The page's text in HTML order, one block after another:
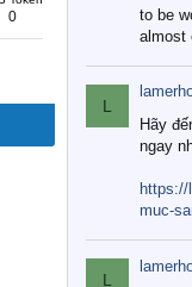
0
to be
almost
L
Hãy
ngay
https://
muc-
L